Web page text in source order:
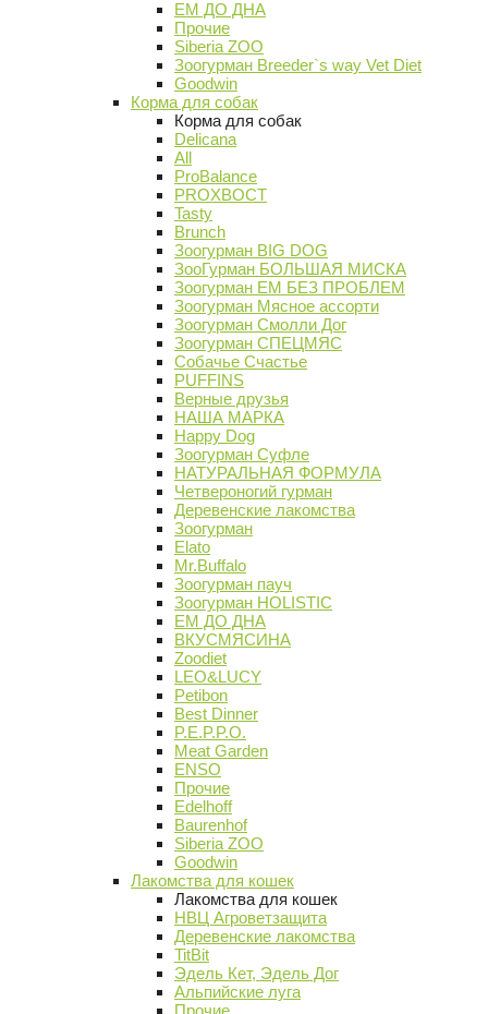
ЕМ ДО ДНА
Прочие
Siberia ZOO
Зоогурман Breeder`s way Vet Diet
Goodwin
Корма для собак
Корма для собак
Delicana
All
ProBalance
PROХВОСТ
Tasty
Brunch
Зоогурман BIG DOG
ЗооГурман БОЛЬШАЯ МИСКА
Зоогурман ЕМ БЕЗ ПРОБЛЕМ
Зоогурман Мясное ассорти
Зоогурман Смолли Дог
Зоогурман СПЕЦМЯС
Собачье Счастье
PUFFINS
Верные друзья
НАША МАРКА
Happy Dog
Зоогурман Суфле
НАТУРАЛЬНАЯ ФОРМУЛА
Четвероногий гурман
Деревенские лакомства
Зоогурман
Elato
Mr.Buffalo
Зоогурман пауч
Зоогурман HOLISTIC
ЕМ ДО ДНА
ВКУСМЯСИНА
Zoodiet
LEO&LUCY
Petibon
Best Dinner
P.E.P.P.O.
Meat Garden
ENSO
Прочие
Edelhoff
Baurenhof
Siberia ZOO
Goodwin
Лакомства для кошек
Лакомства для кошек
НВЦ Агроветзащита
Деревенские лакомства
TitBit
Эдель Кет, Эдель Дог
Альпийские луга
Прочие